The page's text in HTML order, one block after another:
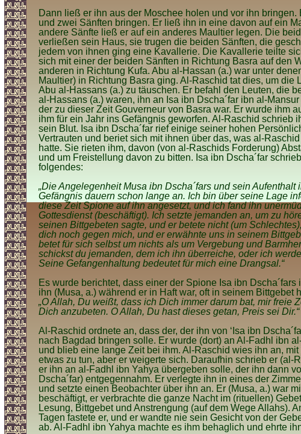
Dann ließ er ihn aus der Moschee holen und vor ihn bringen.
und zwei Sänften bringen. Er ließ ihn in eine davon auf ein
andere Sänfte ließ er auf ein anderes Maultier legen. Die
verließen sein Haus, sie trugen die beiden Sänften, die
jedem von ihnen ging eine Kavallerie. Die Kavallerie teilte
sich mit einer der beiden Sänften in Richtung Basra auf den
anderen in Richtung Kufa. Abu al-Hassan (a.) war unter
Maultier) in Richtung Basra ging. Al-Raschid tat dies, um die
Abu al-Hassans (a.) zu täuschen. Er befahl den Leuten, die
al-Hassans (a.) waren, ihn an Isa ibn Dscha´far ibn al-
der zu dieser Zeit Gouverneur von Basra war. Er wurde ihm
ihm für ein Jahr ins Gefängnis geworfen. Al-Raschid schrieb
sein Blut. Isa ibn Dscha´far rief einige seiner hohen
Vertrauten und beriet sich mit ihnen über das, was al-
hatte. Sie rieten ihm, davon (von al-Raschids Forderung)
und um Freistellung davon zu bitten. Isa ibn Dscha´far
folgendes:
„Die Angelegenheit Musa ibn Dscha´fars und sein Aufenthalt
Gefängnis dauern schon lange an. Ich bin über seine Lage
diese Zeit Spione auf ihn angesetzt, und ich fand ihn
Gottesdienst (beschäftigt). Ich setzte jemanden an, um zu
seinen Bittgebeten sagte, und er betete nicht (um
dich noch gegen mich, und er erwähnte uns in seinem
betet für sich selbst um nichts als um Vergebung und
schickst du jemanden, dem ich ihn überreiche, oder ich
Seine Gefangenhaltung bedeutet für mich eine Drangsal.“
Es wurde berichtet, dass einer der Spione Isa ibn Dscha´fars
ihn (Musa, a.) während er in Haft war, oft in seinem Bittgebet
„O Allah, Du weißt, dass ich Dich immer darum bat, mir freie
Dich anzubeten. O Allah, Du hast dieses getan, Preis sei Dir.“
Al-Raschid ordnete an, dass der, der ihn von ‘Isa ibn
nach Bagdad bringen solle. Er wurde (dort) an Al-Fadhl ibn
und blieb eine lange Zeit bei ihm. Al-Raschid wies ihn an, mit
etwas zu tun, aber er weigerte sich. Daraufhin schrieb er (al-
er ihn an al-Fadhl ibn Yahya übergeben solle, der ihn dann
Dscha´far) entgegennahm. Er verlegte ihn in eines der
und setzte einen Beobachter über ihn an. Er (Musa, a.) war
beschäftigt, er verbrachte die ganze Nacht im (rituellen)
Lesung, Bittgebet und Anstrengung (auf dem Wege Allahs).
Tagen fastete er, und er wandte nie sein Gesicht von der
ab. Al-Fadhl ibn Yahya machte es ihm behaglich und ehrte